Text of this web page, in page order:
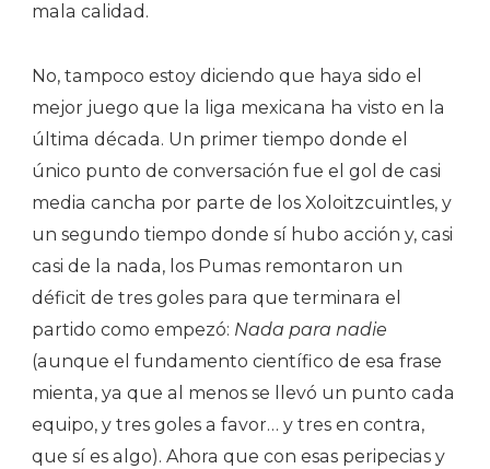
mala calidad.
No, tampoco estoy diciendo que haya sido el
mejor juego que la liga mexicana ha visto en la
última década. Un primer tiempo donde el
único punto de conversación fue el gol de casi
media cancha por parte de los Xoloitzcuintles, y
un segundo tiempo donde sí hubo acción y, casi
casi de la nada, los Pumas remontaron un
déficit de tres goles para que terminara el
partido como empezó: Nada para nadie
(aunque el fundamento científico de esa frase
mienta, ya que al menos se llevó un punto cada
equipo, y tres goles a favor… y tres en contra,
que sí es algo). Ahora que con esas peripecias y